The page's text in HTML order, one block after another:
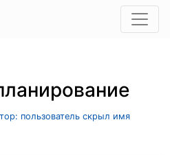
пользователь скрыл имя